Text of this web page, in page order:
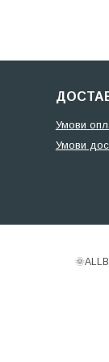
Умови
Умови